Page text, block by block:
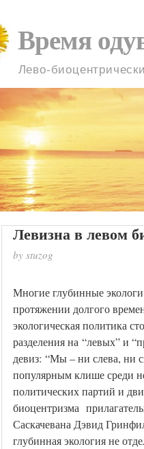
Время
Лево-
Левизна в левом
by stuzog
Многие глубинные
протяжении долгого
экологическая политика
разделения на “левых” и
девиз: “Мы – ни слева, ни
популярным клише среди
политических партий и
биоцентризма
Саскачевана Дэвид
глубинная экология не